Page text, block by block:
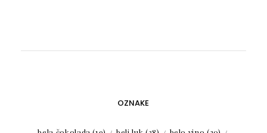
OZNAKE